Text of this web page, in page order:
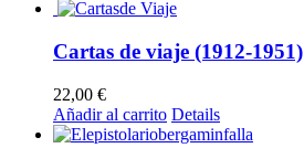
Cartas de viaje (1912-1951)
22,00 €
Añadir al carrito Details